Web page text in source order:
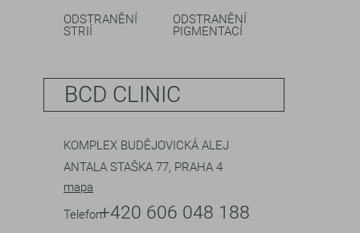
ODSTRANĚNÍ
STRIÍ
ODSTRANĚNÍ
PIGMENTACÍ
BCD CLINIC
KOMPLEX BUDĚJOVICKÁ ALEJ
ANTALA STAŠKA 77, PRAHA 4
mapa
Telefon:+420 606 048 188